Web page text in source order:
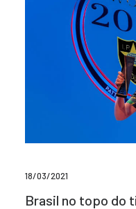
18/03/2021
Brasil no topo do